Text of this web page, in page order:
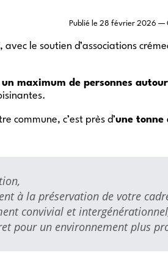
Publié le 28 février 2026 —
le soutien d’associations
maximum de personnes
commune, c’est près d’une tonne
à la préservation de votre
convivial et
pour un environnement plus